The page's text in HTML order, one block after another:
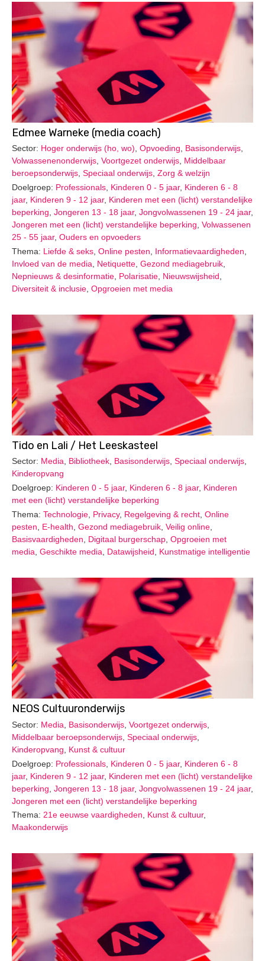
Edmee Warneke (media coach)
Sector: Hoger onderwijs (ho, wo), Opvoeding, Basisonderwijs,
Volwassenenonderwijs, Voortgezet onderwijs, Middelbaar
beroepsonderwijs, Speciaal onderwijs, Zorg & welzijn
Doelgroep: Professionals Kinderen 0 - 5 jaar, Kinderen 6 - 8
jaar, Kinderen 9 - 12 jaar, Kinderen met een (licht) verstandelijke
beperking Jongeren 13 - 18 jaar, Jongvolwassenen 19 - 24 jaar,
Jongeren met een (licht) verstandelijke beperking Volwassenen
25 - 55 jaar, Ouders en opvoeders
Thema: Liefde & seks Online pesten Informatievaardigheden
Invloed van de media
Netiquette Gezond mediagebruik
Nepnieuws & desinformatie Polarisatie Nieuwswijsheid
Diversiteit & inclusie Opgroeien met media
Tido en Lali / Het Leeskasteel
Sector: Media, Bibliotheek, Basisonderwijs, Speciaal onderwijs,
Kinderopvang
Doelgroep: Kinderen 0 - 5 jaar, Kinderen 6 - 8 jaar, Kinderen
met een (licht) verstandelijke beperking
Thema: Technologie, Privacy, Regelgeving & recht, Online
pesten, E-health, Gezond mediagebruik, Veilig online,
Basisvaardigheden, Digitaal burgerschap, Opgroeien met
media, Geschikte media, Datawijsheid, Kunstmatige intelligentie
NEOS Cultuuronderwijs
Sector: Media Basisonderwijs Voortgezet onderwijs
Middelbaar beroepsonderwijs Speciaal onderwijs
Kinderopvang
Kunst & cultuur
Doelgroep: Professionals Kinderen 0 - 5 jaar, Kinderen 6 - 8
jaar, Kinderen 9 - 12 jaar, Kinderen met een (licht) verstandelijke
beperking Jongeren 13 - 18 jaar, Jongvolwassenen 19 - 24 jaar,
Jongeren met een (licht) verstandelijke beperking
Thema: 21e eeuwse vaardigheden, Kunst & cultuur,
Maakonderwijs